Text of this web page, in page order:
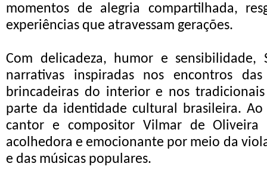
momentos de alegria compartilhada,
experiências que atravessam gerações.
Com delicadeza, humor e sensibilidade,
narrativas inspiradas nos encontros
brincadeiras do interior e nos
parte da identidade cultural brasileira.
cantor e compositor Vilmar de Oliveira
acolhedora e emocionante por meio da
e das músicas populares.